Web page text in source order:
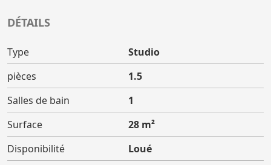
DÉTAILS
Type
Studio
pièces
1.5
Salles de bain
1
Surface
28 m²
Disponibilité
Loué